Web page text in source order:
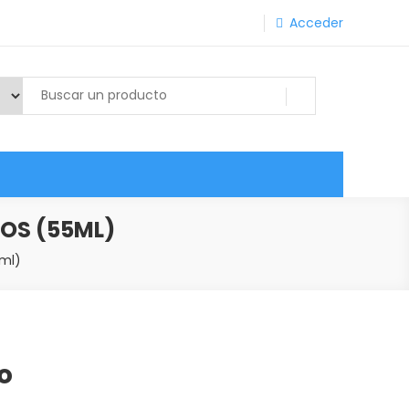
Acceder
(55ML)